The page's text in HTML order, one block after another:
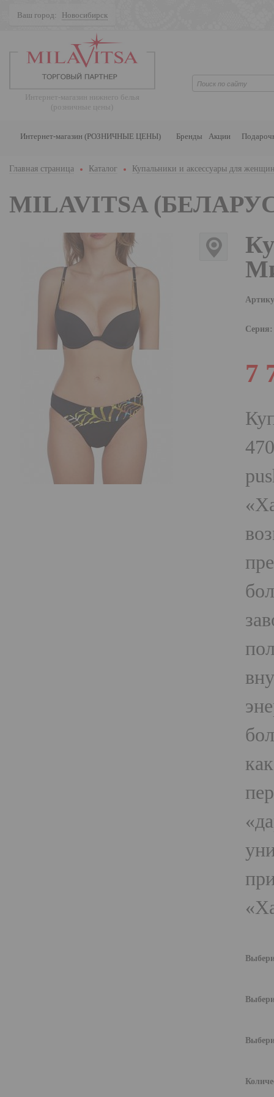
Ваш город: Новосибирск
Интернет-магазин нижнего белья
(розничные цены)
Интернет-магазин (РОЗНИЧНЫЕ ЦЕНЫ) Бренды Акции
Главная страница Каталог Купальники и аксессуары для
MILAVITSA
Серия:
7